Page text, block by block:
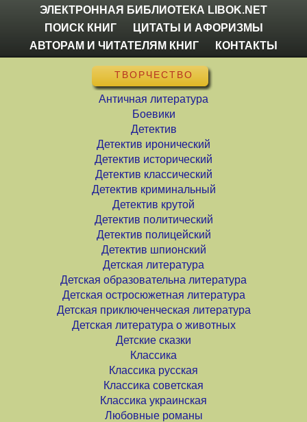
ЭЛЕКТРОННАЯ БИБЛИОТЕКА LIBOK.NET
ПОИСК КНИГ
ЦИТАТЫ И АФОРИЗМЫ
АВТОРАМ И ЧИТАТЕЛЯМ КНИГ
КОНТАКТЫ
ТВОРЧЕСТВО
Античная литература
Боевики
Детектив
Детектив иронический
Детектив исторический
Детектив классический
Детектив криминальный
Детектив крутой
Детектив политический
Детектив полицейский
Детектив шпионский
Детская литература
Детская образовательна литература
Детская остросюжетная литература
Детская приключенческая литература
Детская литература о животных
Детские сказки
Классика
Классика русская
Классика советская
Классика украинская
Любовные романы